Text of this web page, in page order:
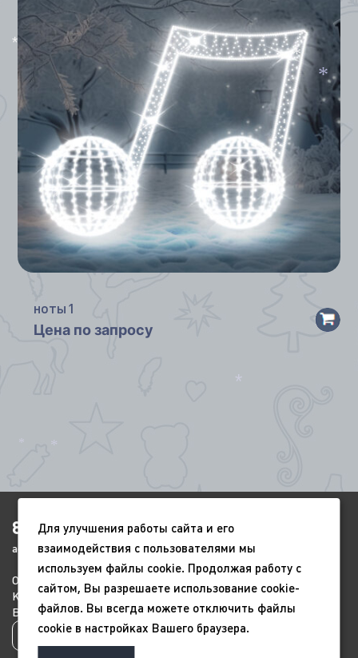
ноты1
Цена по запросу
8(4852)920-450
ags-yar@mail.ru
О компании
Контакты
Новый год
9 мая
Всесезонные
Благоустройство
Политика конфиденциальности
Для улучшения работы сайта и его
взаимодействия с пользователями мы
используем файлы cookie. Продолжая работу с
сайтом, Вы разрешаете использование cookie-
файлов. Вы всегда можете отключить файлы
cookie в настройках Вашего браузера.
*
*
*
*
*
*